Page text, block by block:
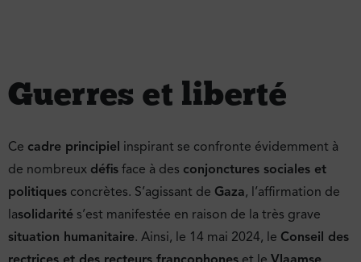
Guerres et liberté
Ce cadre principiel inspirant se confronte évidemment à
de nombreux défis face à des conjonctures sociales et
politiques concrètes. S’agissant de Gaza, l’affirmation de
lasolidarité s’est manifestée en raison de la très grave
situation humanitaire. Ainsi, le 14 mai 2024, le Conseil des